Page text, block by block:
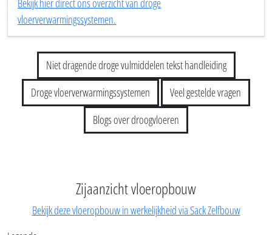
maken om het rooster vast te kleven aan de ondergrond.
9. Tip: Wil je op deze vloeropbouw een droog
vloerverwarmingssysteem plaatsen? Breng dan eerst een stijve
OSB- of Durelisbeplating aan op het Staenisrooster en plaats
daarop de voorgevormde droogvloerverwarmingsplaten. De
benodigde dikte en of een enkele of dubbele beplating nodig is,
hangt af van het gekozen systeem. Bij niet-dragende vulmiddelen is
voorschriften van de fabrikant van het vloerverwarmingssysteem.
Bekijk hier direct ons overzicht van droge
vloerverwarmingssystemen.